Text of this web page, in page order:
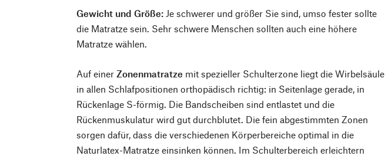
Gewicht und Größe: Je schwerer und größer Sie sind, umso fester sollte
die Matratze sein. Sehr schwere Menschen sollten auch eine höhere
Matratze wählen.
Auf einerZonenmatratze mit spezieller Schulterzone liegt die Wirbelsäule
in allen Schlafpositionen orthopädisch richtig: in Seitenlage gerade, in
Rückenlage S-förmig. Die Bandscheiben sind entlastet und die
Rückenmuskulatur wird gut durchblutet. Die fein abgestimmten Zonen
sorgen dafür, dass die verschiedenen Körperbereiche optimal in die
Naturlatex-Matratze einsinken können. Im Schulterbereich erleichtern